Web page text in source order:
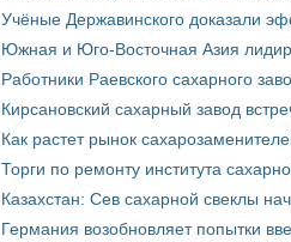
Учёные Державинского доказали
Южная и Юго-Восточная Азия
Работники Раевского сахарного
Кирсановский сахарный завод
Как растет рынок
Торги по ремонту института
Казахстан: Сев сахарной свеклы
Германия возобновляет попытки